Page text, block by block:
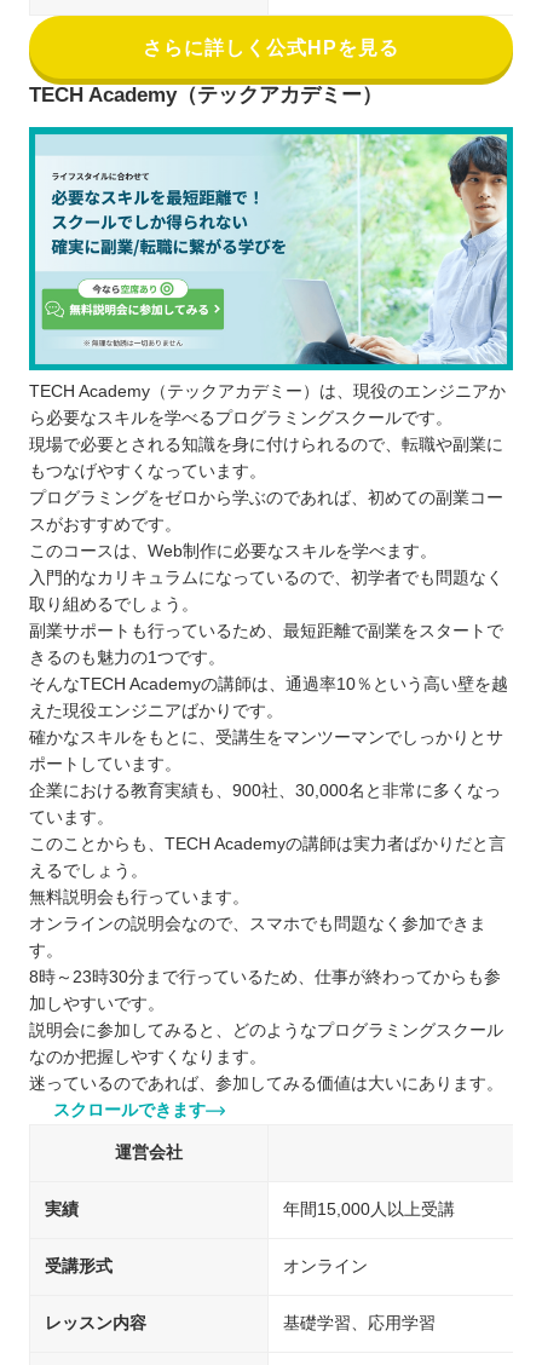
さらに詳しく公式HPを見る
TECH Academy（テックアカデミー）
TECH Academy（テックアカデミー）は、現役のエンジニアか
ら必要なスキルを学べるプログラミングスクールです。
現場で必要とされる知識を身に付けられるので、転職や副業に
もつなげやすくなっています。
プログラミングをゼロから学ぶのであれば、初めての副業コー
スがおすすめです。
このコースは、Web制作に必要なスキルを学べます。
入門的なカリキュラムになっているので、初学者でも問題なく
取り組めるでしょう。
副業サポートも行っているため、最短距離で副業をスタートで
きるのも魅力の1つです。
そんなTECH Academyの講師は、通過率10％という高い壁を越
えた現役エンジニアばかりです。
確かなスキルをもとに、受講生をマンツーマンでしっかりとサ
ポートしています。
企業における教育実績も、900社、30,000名と非常に多くなっ
ています。
このことからも、TECH Academyの講師は実力者ばかりだと言
えるでしょう。
無料説明会も行っています。
オンラインの説明会なので、スマホでも問題なく参加できま
す。
8時～23時30分まで行っているため、仕事が終わってからも参
加しやすいです。
説明会に参加してみると、どのようなプログラミングスクール
なのか把握しやすくなります。
迷っているのであれば、参加してみる価値は大いにあります。
スクロールできます
運営会社
実績 年間15,000人以上受講
受講形式 オンライン
レッスン内容 基礎学習、応用学習